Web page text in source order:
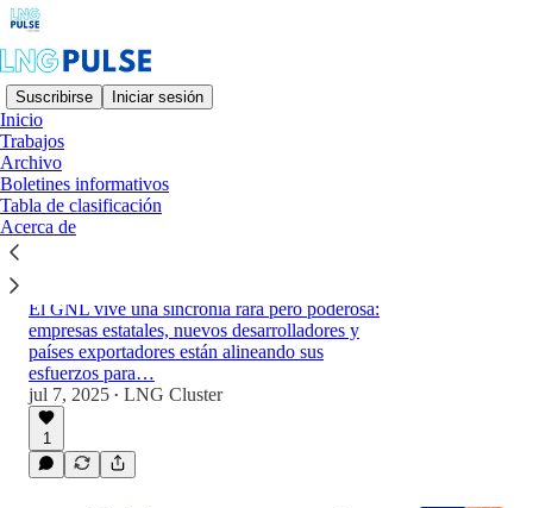
Suscribirse Iniciar sesión
Inicio
Trabajos
Archivo
Boletines informativos
Tabla de clasificación
Acerca de
Último
Escenario Global del GNL: Canadá se
El GNL vive una sincronía rara pero poderosa:
empresas estatales, nuevos desarrolladores y
países exportadores están alineando sus
esfuerzos para…
jul 7, 2025 • LNG Cluster
1